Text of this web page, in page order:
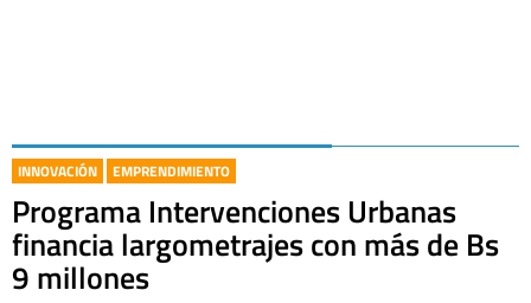
INNOVACIÓN EMPRENDIMIENTO
Programa Intervenciones Urbanas
financia largometrajes con más de Bs
9 millones